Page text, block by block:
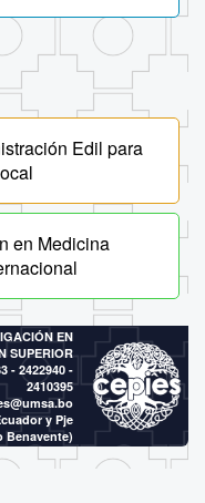
Edil para
en Medicina
EN
SUPERIOR
- 2422940 -
2410395
y Pje
Benavente)